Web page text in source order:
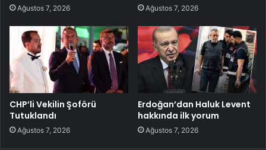
Ağustos 7, 2026 Ağustos 7, 2026
CHP’li Vekilin Şoförü
Tutuklandı
Ağustos 7, 2026
Erdoğan’dan Haluk Levent
hakkında ilk yorum
Ağustos 7, 2026